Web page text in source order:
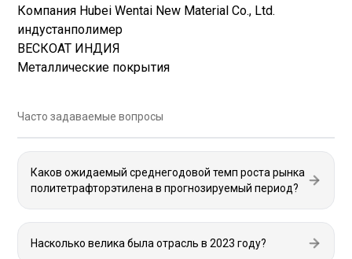
Компания Hubei Wentai New Material Co., Ltd.
индустанполимер
ВЕСКОАТ ИНДИЯ
Металлические покрытия
Часто задаваемые вопросы
Каков ожидаемый среднегодовой темп роста рынка
политетрафторэтилена в прогнозируемый период?
Насколько велика была отрасль в 2023 году?